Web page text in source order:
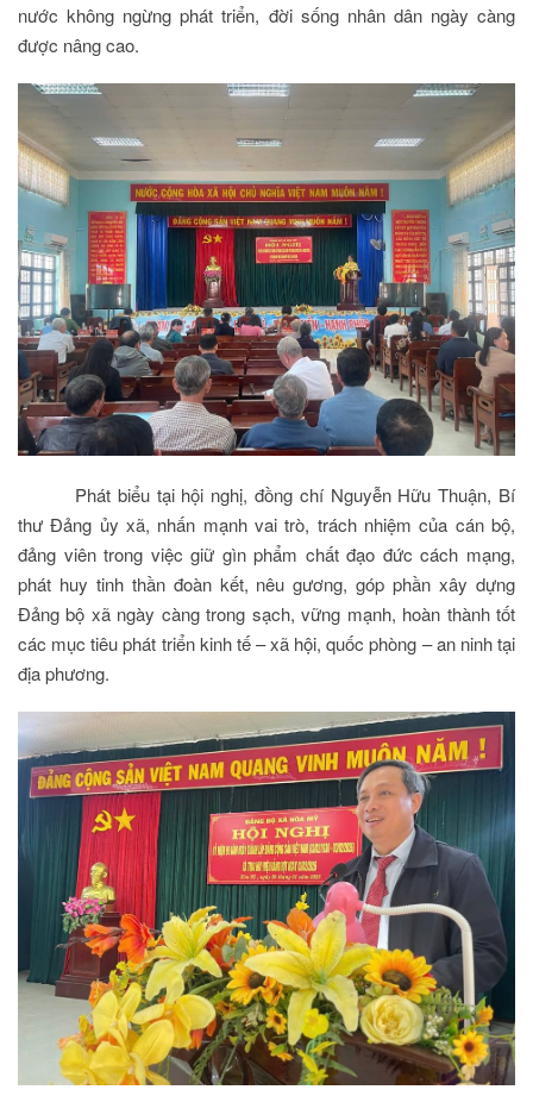
nước không ngừng phát triển, đời sống nhân dân ngày càng
được nâng cao.
Phát biểu tại hội nghị, đồng chí Nguyễn Hữu Thuận, Bí
thư Đảng ủy xã, nhấn mạnh vai trò, trách nhiệm của cán bộ,
đảng viên trong việc giữ gìn phẩm chất đạo đức cách mạng,
phát huy tinh thần đoàn kết, nêu gương, góp phần xây dựng
Đảng bộ xã ngày càng trong sạch, vững mạnh, hoàn thành tốt
các mục tiêu phát triển kinh tế – xã hội, quốc phòng – an ninh tại
địa phương.